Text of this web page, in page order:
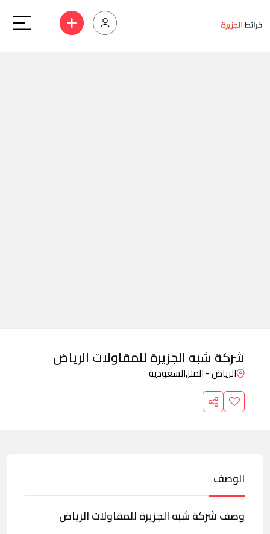
شركة شبه الجزيرة للمقاولات الرياض
الرياض - الملز,السعودية
الوصف
وصف شركة شبه الجزيرة للمقاولات الرياض